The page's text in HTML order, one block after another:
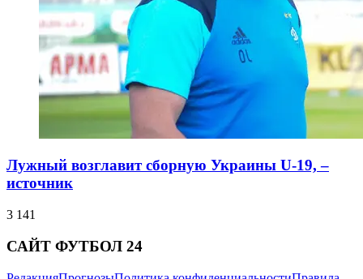
Лужный возглавит сборную Украины U-19, –
источник
3 141
САЙТ ФУТБОЛ 24